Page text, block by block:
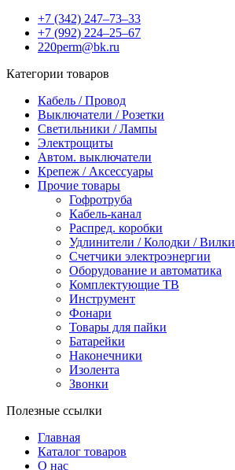
+7 (342) 247‒73‒33
+7 (992) 224‒25‒67
220perm@bk.ru
Категории товаров
Кабель / Провод
Выключатели / Розетки
Светильники / Лампы
Электрощиты
Автом. выключатели
Крепеж / Аксессуары
Прочие товары
Гофротруба
Кабель-канал
Распред. коробки
Удлинители / Колодки / Вилки
Счетчики электроэнергии
Оборудование и автоматика
Комплектующие ТВ
Инструмент
Фонари
Товары для пайки
Батарейки
Наконечники
Изолента
Звонки
Полезные ссылки
Главная
Каталог товаров
О нас